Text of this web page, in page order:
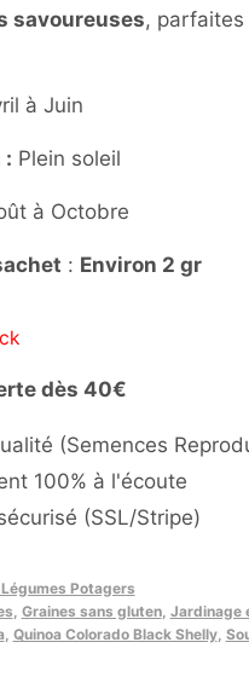
savoureuses,
à Juin
: Plein soleil
à Octobre
: Environ 2 gr
dès 40€
(Semences
100% à l'écoute
(SSL/Stripe)
Potagers
Graines sans gluten, Jardinage
Quinoa Colorado Black Shelly,